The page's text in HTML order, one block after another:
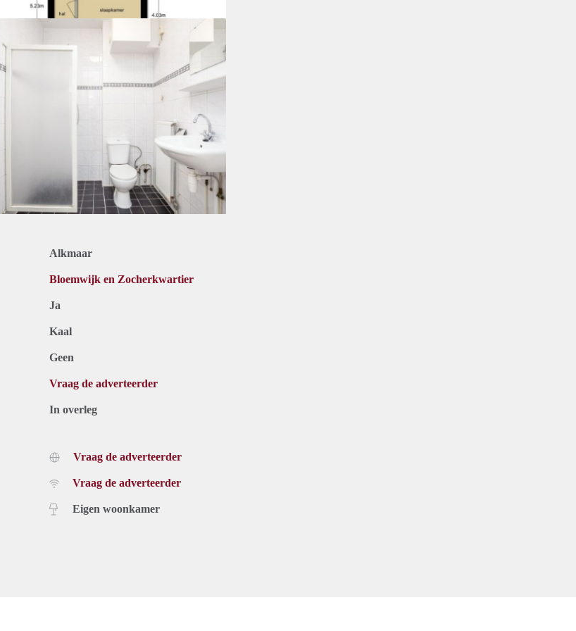
Alkmaar
Bloemwijk en Zocherkwartier
Ja
Kaal
Geen
Vraag de adverteerder
In overleg
Vraag de adverteerder
Vraag de adverteerder
Eigen woonkamer